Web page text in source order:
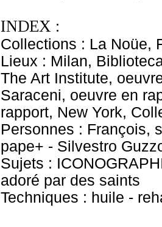
INDEX :
Collections : La Noüe,
Lieux : Milan,
The Art Institute,
Saraceni, oeuvre en
rapport, New York,
Personnes : François,
pape+ - Silvestro
Sujets :
adoré par des saints
Techniques : huile -